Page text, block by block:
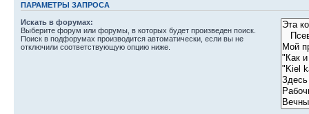
ПАРАМЕТРЫ ЗАПРОСА
Искать в форумах:
Выберите форум или форумы, в которых будет произведен поиск.
Поиск в подфорумах производится автоматически, если вы не
отключили соответствующую опцию ниже.